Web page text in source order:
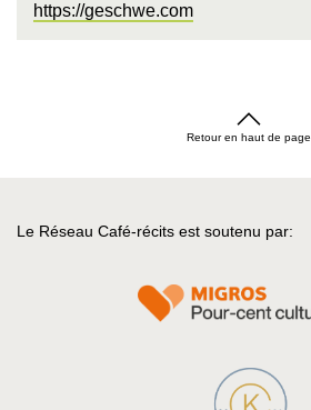
https://geschwe.com
Retour en haut de page
Le Réseau Café-récits est soutenu par: